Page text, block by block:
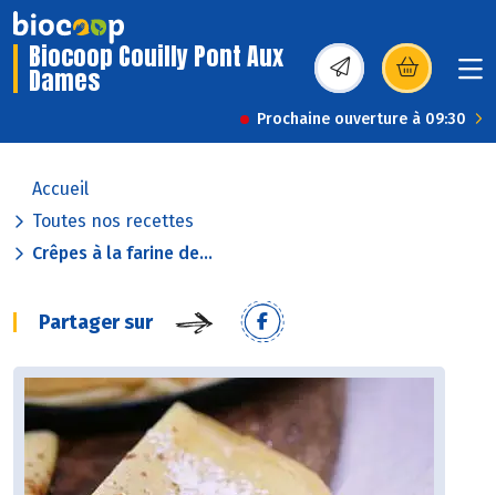
Biocoop Couilly Pont Aux
Dames (s’ouvre dans une
Prochaine ouverture à 09:30
Accueil
Toutes nos recettes
Crêpes à la farine de...
Partager sur